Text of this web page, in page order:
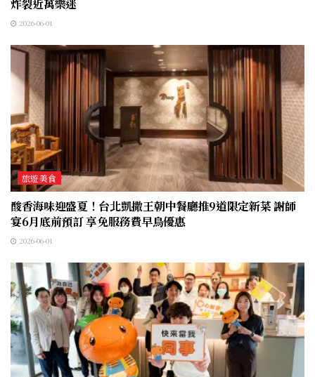
炸裂近萬樂迷
2026-06-01
旅遊美食
酸香海味迎盛夏！台北凱撒王朝中餐廳推9道限定新菜 謝師
宴6月底前預訂 享免服務費早鳥優惠
2026-06-01